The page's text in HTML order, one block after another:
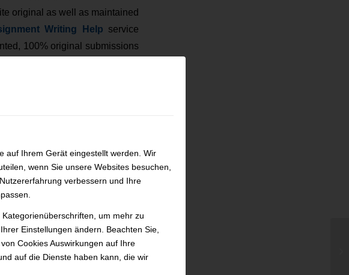
auf Ihrem Gerät eingestellt werden. Wir
wenn Sie unsere Websites besuchen,
verbessern und Ihre
um mehr zu
Einstellungen ändern. Beachten Sie,
Cookies Auswirkungen auf Ihre
auf die Dienste haben kann, die wir
original as well as maintained
Writing Help service
100% original submissions
south east, and together we